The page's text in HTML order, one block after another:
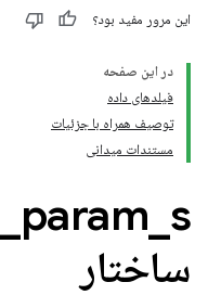
این مرور مفید بود؟
در این صفحه
فیلدهای داده
توصیف همراه با جزئیات
مستندات میدانی
param
ساختار